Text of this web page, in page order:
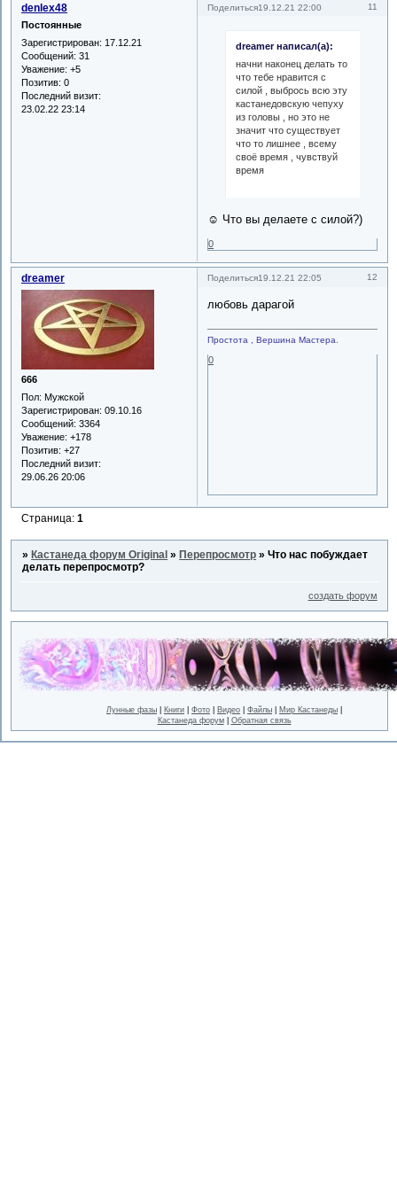
Поделиться 11
19.12.21 22:00
denlex48
Постоянные
Зарегистрирован: 17.12.21
Сообщений: 31
Уважение: +5
Позитив: 0
Последний визит:
23.02.22 23:14
dreamer написал(а):
начни наконец делать то
что тебе нравится с
силой , выбрось всю эту
кастанедовскую чепуху
из головы , но это не
значит что существует
что то лишнее , всему
своё время , чувствуй
время
☺ Что вы делаете с силой?)
0
Поделиться 12
19.12.21 22:05
dreamer
666
Пол: Мужской
Зарегистрирован: 09.10.16
Сообщений: 3364
Уважение: +178
Позитив: +27
Последний визит:
29.06.26 20:06
любовь дарагой
Простота , Вершина Мастера.
0
Страница:1
» Кастанеда форум Original » Перепросмотр »Что нас побуждает
делать перепросмотр?
создать форум
Лунные фазы Книги Фото Видео Файлы Мир Кастанеды
Кастанеда форум| Обратная связь